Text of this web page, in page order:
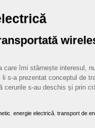
îmi stârnește interesul,
s-a prezentat conceptul de
s-au deschis și prin
energie electrică transport de